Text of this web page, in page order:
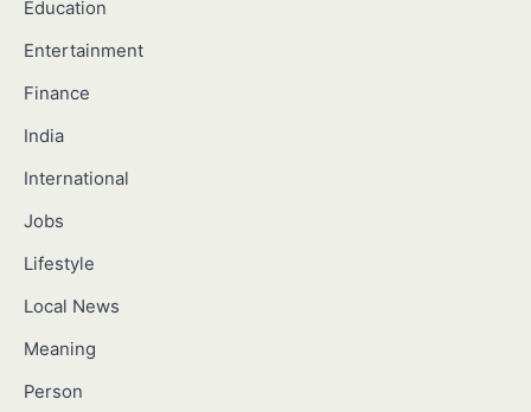
Education
Entertainment
Finance
India
International
Jobs
Lifestyle
Local News
Meaning
Person